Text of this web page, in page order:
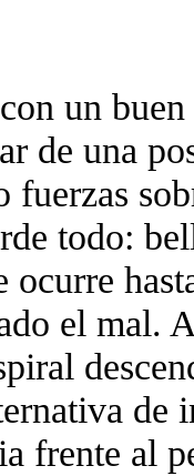
un
de una
fuerzas
todo:
ocurre
el mal.
de
frente al